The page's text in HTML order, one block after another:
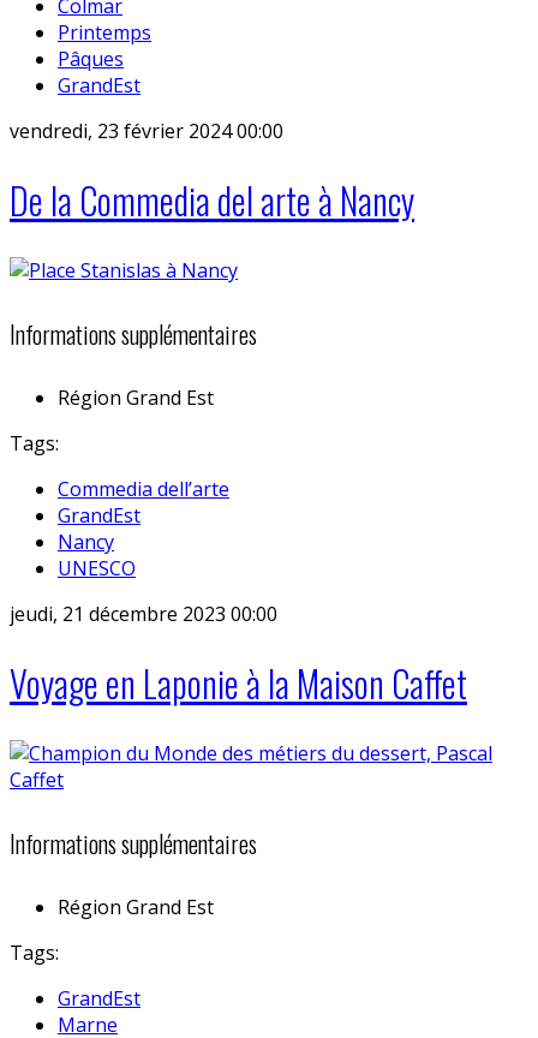
Colmar
Printemps
Pâques
GrandEst
vendredi, 23 février 2024 00:00
De la Commedia del arte à Nancy
Informations supplémentaires
Région Grand Est
Tags:
Commedia dell’arte
GrandEst
Nancy
UNESCO
jeudi, 21 décembre 2023 00:00
Voyage en Laponie à la Maison Caffet
Informations supplémentaires
Région Grand Est
Tags:
GrandEst
Marne